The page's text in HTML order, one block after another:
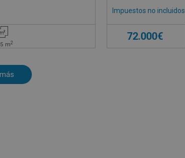
m2
Impuestos no incluidos
72.000€